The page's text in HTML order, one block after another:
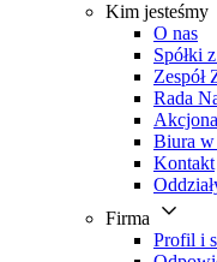
Kim jesteśmy
O nas
Spółki
Zespół
Rada
Biura w
Kontakt
Firma
Profil i